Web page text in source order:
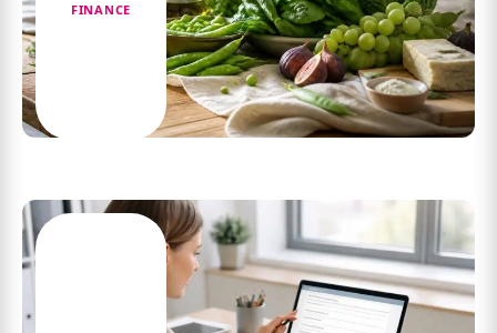
FINANCE